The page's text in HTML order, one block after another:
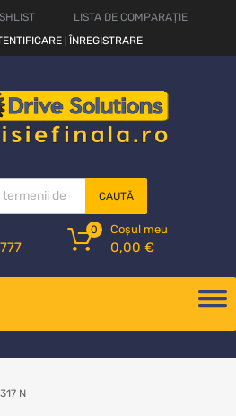
LISTA DE COMPARAȚIE
ÎNREGISTRARE
CAUTĂ
Coșul meu
0,00 €
0
317 N